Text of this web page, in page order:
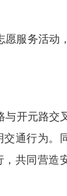
服务活动
开元路交
交通行为。
共同营造